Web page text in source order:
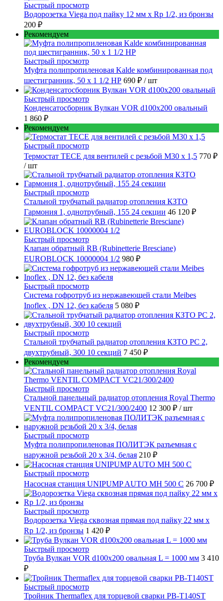
Быстрый просмотр
Водорозетка Viega под пайку 12 мм х Rp 1/2, из бронзы
200 ₽
Рекомендуем
Быстрый просмотр
Муфта полипропиленовая Kalde комбинированная под
шестигранник, 50 x 1 1/2 НР 690 ₽ / шт
Быстрый просмотр
Конденсатосборник Вулкан VOR d100x200 овальный
1 860 ₽
Рекомендуем
Быстрый просмотр
Термостат TECE для вентилей с резьбой М30 х 1,5 770 ₽
/ шт
Быстрый просмотр
Стальной трубчатый радиатор отопления КЗТО
Гармония 1, однотрубный, 155 24 секции 46 120 ₽
Быстрый просмотр
Клапан обратный RB (Rubinetterie Bresciane)
EUROBLOCK 10000004 1/2 980 ₽
Быстрый просмотр
Cистема гофротруб из нержавеющей стали Meibes
Inoflex , DN 12, без кабеля 5 080 ₽
Быстрый просмотр
Стальной трубчатый радиатор отопления КЗТО РС 2,
двухтрубный, 300 10 секций 7 450 ₽
Рекомендуем
Быстрый просмотр
Стальной панельный радиатор отопления Royal Thermo
VENTIL COMPACT VC21/300/2400 12 300 ₽ / шт
Быстрый просмотр
Муфта полипропиленовая ПОЛИТЭК разъемная с
наружной резьбой 20 x 3/4, белая 210 ₽
Быстрый просмотр
Насосная станция UNIPUMP AUTO MH 500 С 26 700 ₽
Быстрый просмотр
Водорозетка Viega сквозная прямая под пайку 22 мм х
Rp 1/2, из бронзы 1 420 ₽
Быстрый просмотр
Труба Вулкан VOR d100x200 овальная L = 1000 мм 3 410
₽
Быстрый просмотр
Тройник Thermaflex для торцевой сварки PB-T140ST